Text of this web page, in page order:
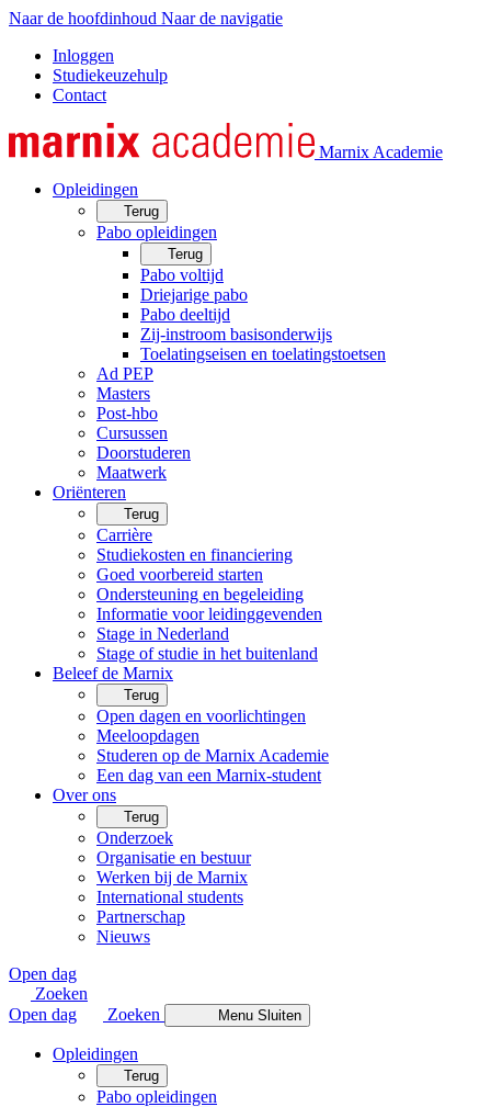
Naar de hoofdinhoud Naar de navigatie
Inloggen
Studiekeuzehulp
Contact
Marnix Academie
Opleidingen
Terug
Pabo opleidingen
Terug
Pabo voltijd
Driejarige pabo
Pabo deeltijd
Zij-instroom basisonderwijs
Toelatingseisen en toelatingstoetsen
Ad PEP
Masters
Post-hbo
Cursussen
Doorstuderen
Maatwerk
Oriënteren
Terug
Carrière
Studiekosten en financiering
Goed voorbereid starten
Ondersteuning en begeleiding
Informatie voor leidinggevenden
Stage in Nederland
Stage of studie in het buitenland
Beleef de Marnix
Terug
Open dagen en voorlichtingen
Meeloopdagen
Studeren op de Marnix Academie
Een dag van een Marnix-student
Over ons
Terug
Onderzoek
Organisatie en bestuur
Werken bij de Marnix
International students
Partnerschap
Nieuws
Open dag
Zoeken
Open dag
Zoeken Menu Sluiten
Opleidingen
Terug
Pabo opleidingen